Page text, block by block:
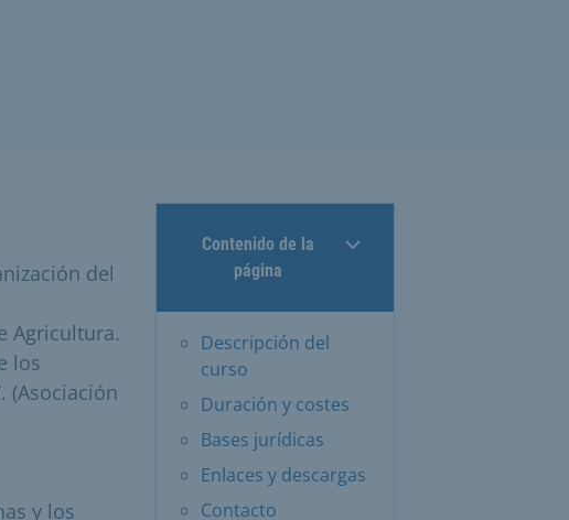
Contenido de la
página
Descripción del
curso
Duración y costes
Bases jurídicas
Enlaces y descargas
Contacto
del
Agricultura.
los
(Asociación
y los